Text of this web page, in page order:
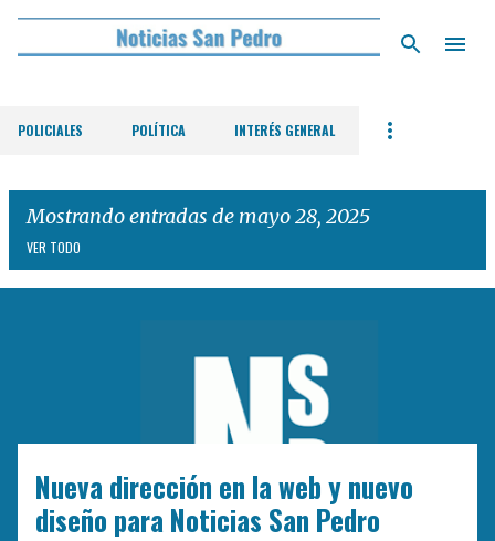
Ir al contenido principal
POLICIALES POLÍTICA INTERÉS GENERAL
Mostrando entradas de mayo 28, 2025
VER TODO
Nueva dirección en la web y nuevo
diseño para Noticias San Pedro